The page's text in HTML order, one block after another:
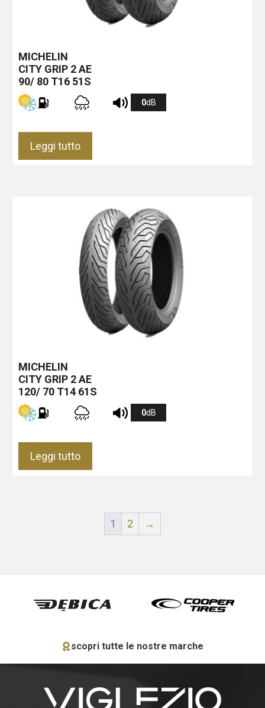
MICHELIN
CITY GRIP 2AE
90/ 80 T16 51S
0dB
Leggi tutto
MICHELIN
CITY GRIP 2AE
120/ 70 T14 61S
0dB
Leggi tutto
1 2 →
scopri tutte le nostre marche